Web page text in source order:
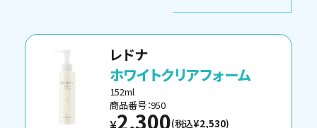
レドナ
ホワイトクリアフォーム
152ml
商品番号：950
2,300(税込¥2,530)